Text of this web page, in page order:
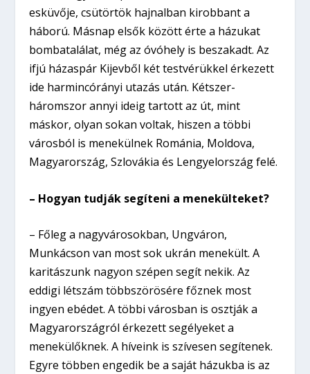
esküvője, csütörtök hajnalban kirobbant a
háború. Másnap elsők között érte a házukat
bombatalálat, még az óvóhely is beszakadt. Az
ifjú házaspár Kijevből két testvérükkel érkezett
ide harmincórányi utazás után. Kétszer-
háromszor annyi ideig tartott az út, mint
máskor, olyan sokan voltak, hiszen a többi
városból is menekülnek Románia, Moldova,
Magyarország, Szlovákia és Lengyelország felé.
– Hogyan tudják segíteni a menekülteket?
– Főleg a nagyvárosokban, Ungváron,
Munkácson van most sok ukrán menekült. A
karitászunk nagyon szépen segít nekik. Az
eddigi létszám többszörösére főznek most
ingyen ebédet. A többi városban is osztják a
Magyarországról érkezett segélyeket a
menekülőknek. A híveink is szívesen segítenek.
Egyre többen engedik be a saját házukba is az